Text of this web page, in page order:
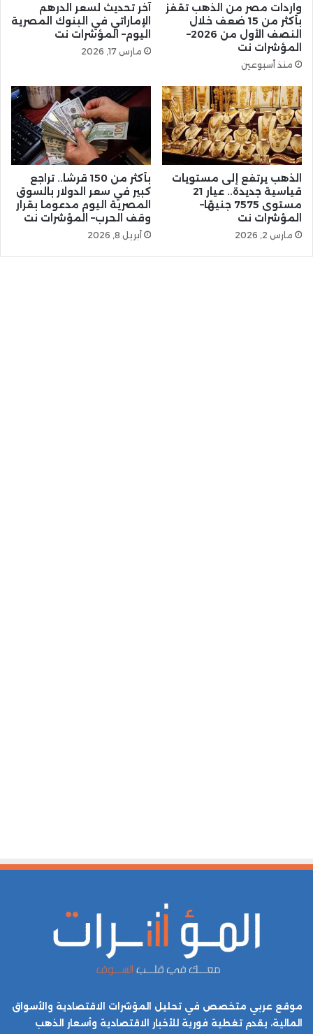
واردات مصر من الذهب تقفز
بأكثر من 15 ضعف خلال
النصف الأول من 2026–
المؤشرات نت
منذ أسبوعين
آخر تحديث لسعر الدرهم
الإماراتي في البنوك المصرية
اليوم– المؤشرات نت
مارس 17, 2026
الذهب يرتفع إلى مستويات
قياسية جديدة.. عيار 21
مستوى 7575 جنيهًا–
المؤشرات نت
مارس 2, 2026
بأكثر من 150 قرشا.. تراجع
كبير في سعر الدولار بالسوق
المصرية اليوم مدعوما بقرار
وقف الحرب– المؤشرات نت
أبريل 8, 2026
موقع عربي متخصص في تحليل المؤشرات الاقتصادية والأسواق
المالية، يقدم تغطية فورية للأخبار الاقتصادية وأسعار الذهب